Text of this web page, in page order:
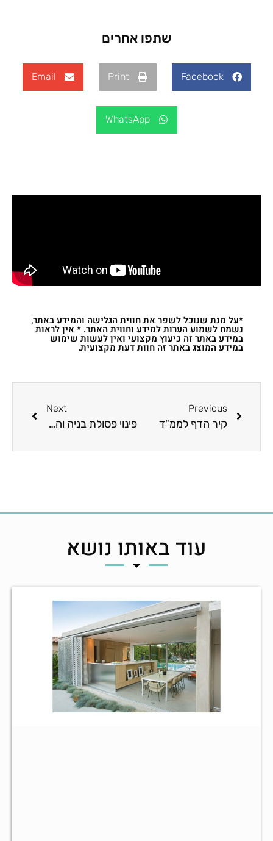
שתפו אחרים
Facebook
Print
Email
WhatsApp
*על מנת שנוכל לשפר את חווית הגלישה והמידע באתר,
נשמח לשמוע הערות למידע וחווית האתר. * אין לראות
במידע באתר זה כיעוץ מקצועי ואין לעשות שימוש
במידע המוצג באתר זה חוות דעת מקצועית.
Previous
קיר הדף לממ"ד
Next
פינוי פסולת בניה והטמנה באתר מורשה
עוד באותו נושא